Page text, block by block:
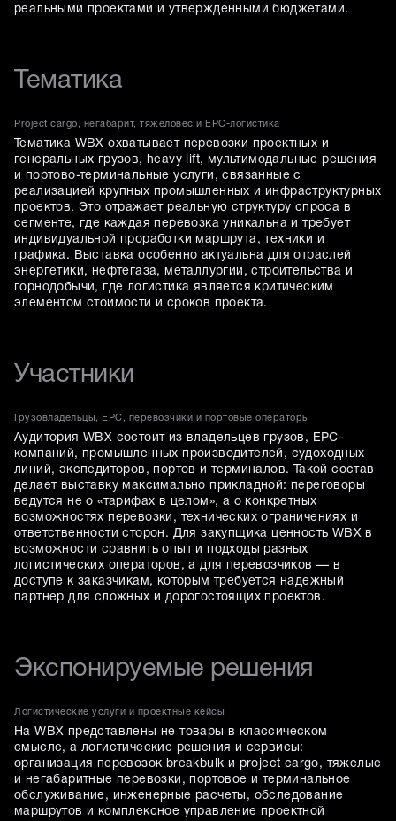
реальными проектами и утвержденными бюджетами.
Тематика
Project cargo, негабарит, тяжеловес и EPC-логистика
Тематика WBX охватывает перевозки проектных и
генеральных грузов, heavy lift, мультимодальные решения
и портово-терминальные услуги, связанные с
реализацией крупных промышленных и инфраструктурных
проектов. Это отражает реальную структуру спроса в
сегменте, где каждая перевозка уникальна и требует
индивидуальной проработки маршрута, техники и
графика. Выставка особенно актуальна для отраслей
энергетики, нефтегаза, металлургии, строительства и
горнодобычи, где логистика является критическим
элементом стоимости и сроков проекта.
Участники
Грузовладельцы, EPC, перевозчики и портовые операторы
Аудитория WBX состоит из владельцев грузов, EPC-
компаний, промышленных производителей, судоходных
линий, экспедиторов, портов и терминалов. Такой состав
делает выставку максимально прикладной: переговоры
ведутся не о «тарифах в целом», а о конкретных
возможностях перевозки, технических ограничениях и
ответственности сторон. Для закупщика ценность WBX в
возможности сравнить опыт и подходы разных
логистических операторов, а для перевозчиков — в
доступе к заказчикам, которым требуется надежный
партнер для сложных и дорогостоящих проектов.
Экспонируемые решения
Логистические услуги и проектные кейсы
На WBX представлены не товары в классическом
смысле, а логистические решения и сервисы:
организация перевозок breakbulk и project cargo, тяжелые
и негабаритные перевозки, портовое и терминальное
обслуживание, инженерные расчеты, обследование
маршрутов и комплексное управление проектной